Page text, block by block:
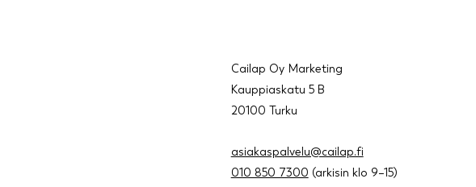
Cailap Oy Marketing
Kauppiaskatu 5 B
20100 Turku
asiakaspalvelu@cailap.fi
010 850 7300 (arkisin klo 9–15)